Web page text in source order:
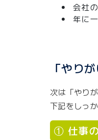
会社
年に
「やり
次は「やり
下記をしっ
① 仕事